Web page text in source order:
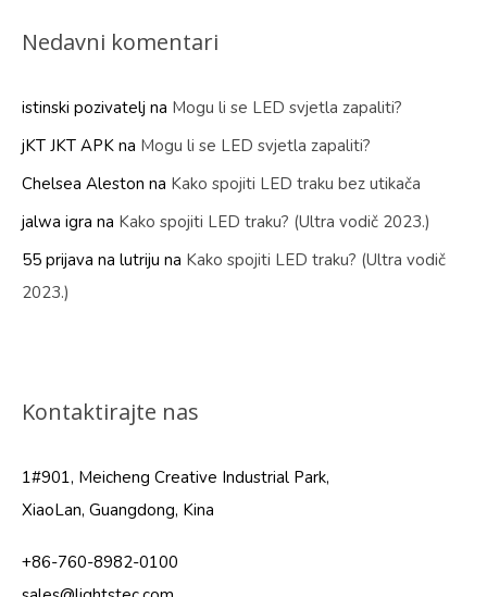
Nedavni komentari
istinski pozivatelj na Mogu li se LED svjetla zapaliti?
jKT JKT APK na Mogu li se LED svjetla zapaliti?
Chelsea Aleston na Kako spojiti LED traku bez utikača
jalwa igra na Kako spojiti LED traku? (Ultra vodič 2023.)
55 prijava na lutriju na Kako spojiti LED traku? (Ultra vodič
2023.)
Kontaktirajte nas
1#901, Meicheng Creative Industrial Park,
XiaoLan, Guangdong, Kina
+86-760-8982-0100